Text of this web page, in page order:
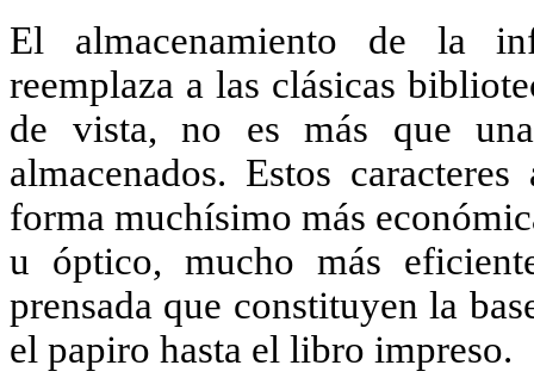
El almacenamiento de la
reemplaza a las clásicas
de vista, no es más que una
almacenados. Estos
forma muchísimo más
u óptico, mucho más
prensada que constituyen la
el papiro hasta el libro impreso.